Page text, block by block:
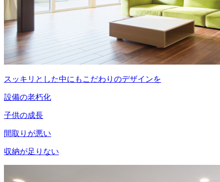
スッキリとした中にもこだわりのデザインを
設備の老朽化
子供の成長
間取りが悪い
収納が足りない